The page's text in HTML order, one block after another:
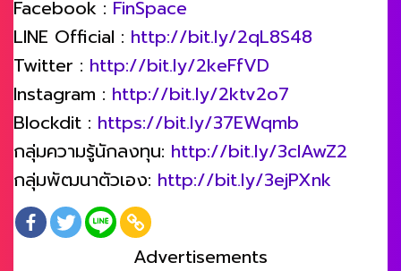
Facebook : FinSpace
LINE Official : http://bit.ly/2qL8S48
Twitter : http://bit.ly/2keFfVD
Instagram : http://bit.ly/2ktv2o7
Blockdit : https://bit.ly/37EWqmb
กลุ่มความรู้นักลงทุน: http://bit.ly/3clAwZ2
กลุ่มพัฒนาตัวเอง: http://bit.ly/3ejPXnk
Advertisements